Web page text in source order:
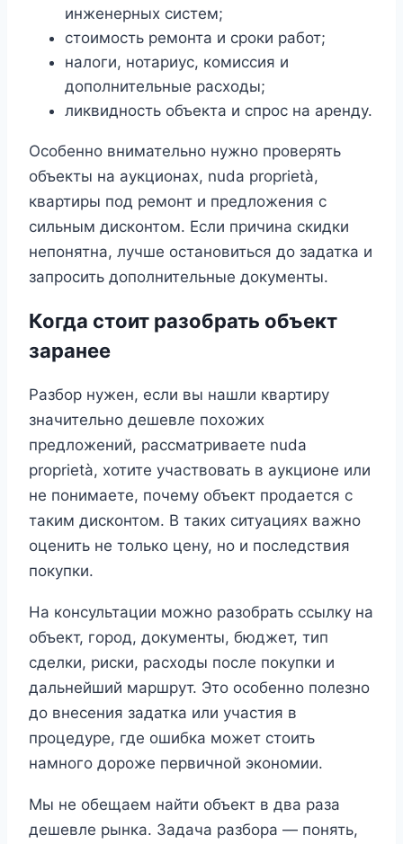
инженерных систем;
стоимость ремонта и сроки работ;
налоги, нотариус, комиссия и
дополнительные расходы;
ликвидность объекта и спрос на аренду.
Особенно внимательно нужно проверять
объекты на аукционах, nuda proprietà,
квартиры под ремонт и предложения с
сильным дисконтом. Если причина скидки
непонятна, лучше остановиться до задатка и
запросить дополнительные документы.
Когда стоит разобрать объект
заранее
Разбор нужен, если вы нашли квартиру
значительно дешевле похожих
предложений, рассматриваете nuda
proprietà, хотите участвовать в аукционе или
не понимаете, почему объект продается с
таким дисконтом. В таких ситуациях важно
оценить не только цену, но и последствия
покупки.
На консультации можно разобрать ссылку на
объект, город, документы, бюджет, тип
сделки, риски, расходы после покупки и
дальнейший маршрут. Это особенно полезно
до внесения задатка или участия в
процедуре, где ошибка может стоить
намного дороже первичной экономии.
Мы не обещаем найти объект в два раза
дешевле рынка. Задача разбора — понять,